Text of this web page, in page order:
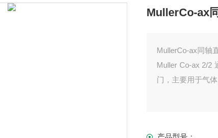
MullerCo-ax
MullerCo-ax同轴
Muller Co-ax 2/2
门，主要用于气